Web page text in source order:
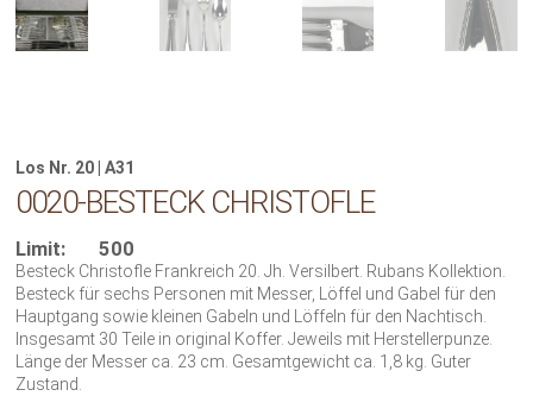
Los Nr. 20 | A31
0020-BESTECK CHRISTOFLE
Limit: 500
Besteck Christofle Frankreich 20. Jh. Versilbert. Rubans Kollektion.
Besteck für sechs Personen mit Messer, Löffel und Gabel für den
Hauptgang sowie kleinen Gabeln und Löffeln für den Nachtisch.
Insgesamt 30 Teile in original Koffer. Jeweils mit Herstellerpunze.
Länge der Messer ca. 23 cm. Gesamtgewicht ca. 1,8 kg. Guter
Zustand.